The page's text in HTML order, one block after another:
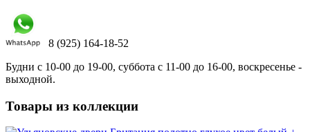
8 (925) 164-18-52
Будни с 10-00 до 19-00, суббота с 11-00 до 16-00, воскресенье -
выходной.
Товары из коллекции